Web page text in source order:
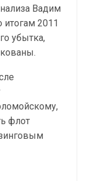
Вадим
2011
убытка,
флот